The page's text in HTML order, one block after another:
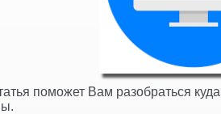
поможет Вам разобраться